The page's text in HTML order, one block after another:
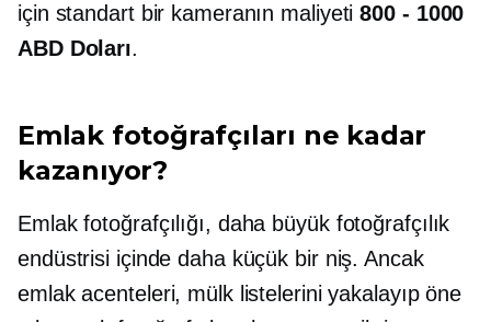
için standart bir kameranın maliyeti800 - 1000
ABD Doları.
Emlak fotoğrafçıları ne kadar
kazanıyor?
Emlak fotoğrafçılığı, daha büyük fotoğrafçılık
endüstrisi içinde daha küçük bir niş. Ancak
emlak acenteleri, mülk listelerini yakalayıp öne